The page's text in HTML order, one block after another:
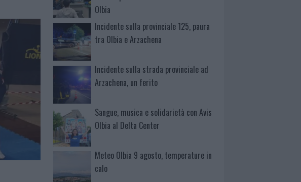
Olbia
Incidente sulla provinciale 125, paura
tra Olbia e Arzachena
Incidente sulla strada provinciale ad
Arzachena, un ferito
Sangue, musica e solidarietà con Avis
Olbia al Delta Center
Meteo Olbia 9 agosto, temperature in
calo